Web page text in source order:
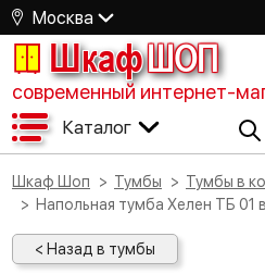
Москва
ШкафШОП
современный интернет-
Каталог
Шкаф Шоп Тумбы
Тумбы в
Напольная тумба Хелен ТБ 01
< Назад в тумбы